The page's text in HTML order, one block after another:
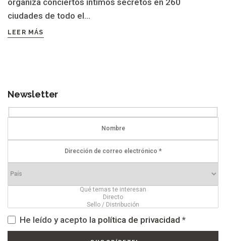
organiza conciertos íntimos secretos en 260
ciudades de todo el...
LEER MÁS
Newsletter
He leído y acepto la política de privacidad *